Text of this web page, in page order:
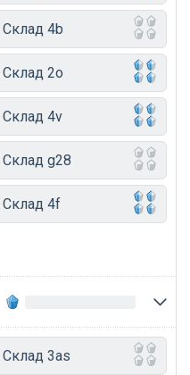
Склад 4b
Склад 2o
Склад 4v
Склад g28
Склад 4f
Склад 3as